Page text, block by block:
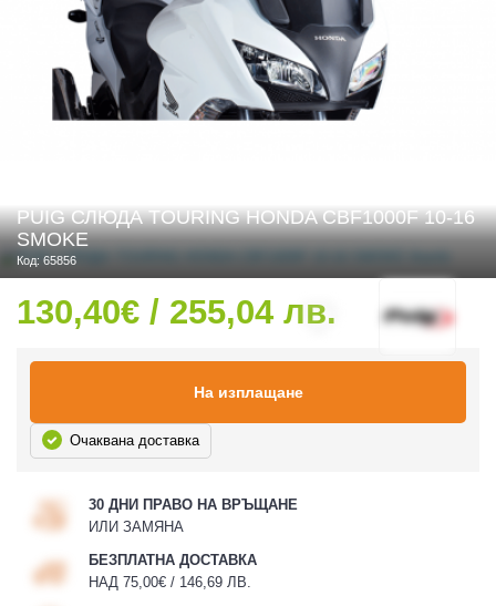
PUIG СЛЮДА TOURING HONDA CBF1000F 10-16
SMOKE
Код: 65856
130,40€ / 255,04 лв.
На изплащане
Очаквана доставка
30 ДНИ ПРАВО НА ВРЪЩАНЕ
ИЛИ ЗАМЯНА
БЕЗПЛАТНА ДОСТАВКА
НАД 75,00€ / 146,69 ЛВ.